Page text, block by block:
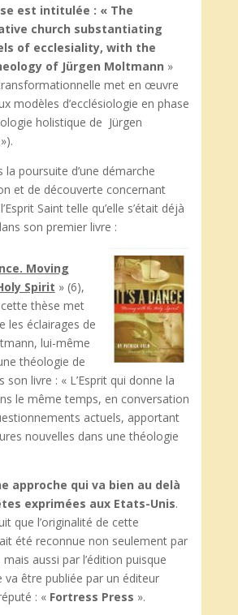
est intitulée : « The
church substantiating
of ecclesiality, with the
of Jürgen Moltmann »
transformationnelle met en œuvre
modèles d’ecclésiologie en phase
holistique de Jürgen
d’une démarche
et de découverte concernant
Saint telle qu’elle s’était déjà
son premier livre :
Moving
Spirit » (6),
cette thèse met
les éclairages de
lui-même
théologie de
son livre : « L’Esprit qui donne la
le même temps, en conversation
actuels, apportant
nouvelles dans une théologie
approche qui va bien au delà
exprimées aux Etats-Unis.
que l’originalité de cette
été reconnue non seulement par
mais aussi par l’édition puisque
va être publiée par un éditeur
: « Fortress Press ».